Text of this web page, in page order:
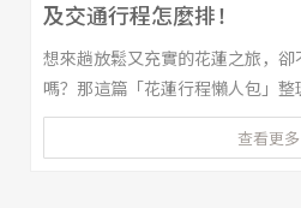
及交通行程怎麼排！
想來趟放鬆又充實的花蓮之旅，
嗎？那這篇「花蓮行程懶人包」
文！在文章中你可以快速認識到
方式、美食推薦與住宿選擇，不論
查看更多